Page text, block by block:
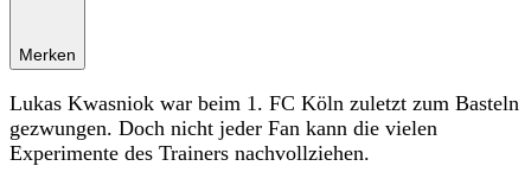
Merken
Lukas Kwasniok war beim 1. FC Köln zuletzt zum Basteln
gezwungen. Doch nicht jeder Fan kann die vielen
Experimente des Trainers nachvollziehen.